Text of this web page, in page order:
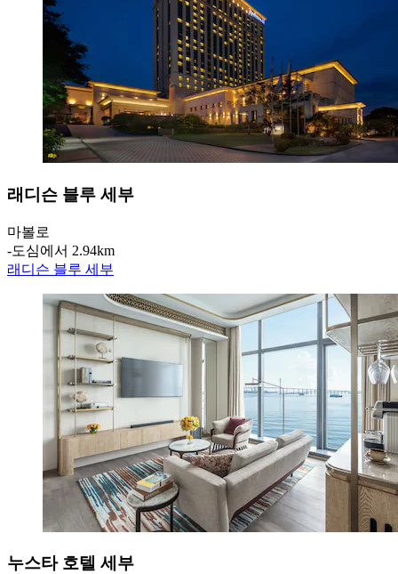
래디슨 블루 세부
마볼로
‐도심에서 2.94km
래디슨 블루 세부
누스타 호텔 세부